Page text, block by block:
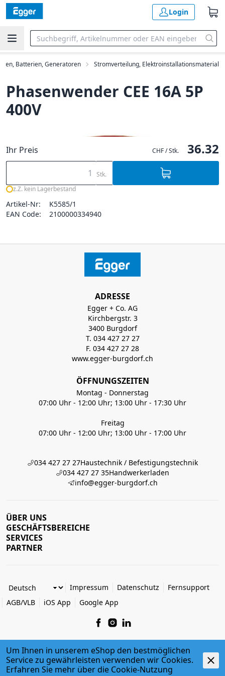
Login
Batterien, Generatoren Stromverteilung, Elektroinstallationsmaterial
Phasenwender CEE 16A 5P
400V
Ihr Preis CHF / Stk. 36.32
Stk.
z.Z. kein Lagerbestand
Artikel-Nr:
K5585/1
EAN Code:
2100000334940
ADRESSE
Egger + Co. AG
Kirchbergstr. 3
3400 Burgdorf
T. 034 427 27 27
F. 034 427 27 28
www.egger-burgdorf.ch
ÖFFNUNGSZEITEN
Montag - Donnerstag
07:00 Uhr - 12:00 Uhr; 13:00 Uhr - 17:30 Uhr
Freitag
07:00 Uhr - 12:00 Uhr; 13:00 Uhr - 17:00 Uhr
034 427 27 27Haustechnik / Befestigungstechnik
034 427 27 35Handwerkerladen
info@egger-burgdorf.ch
ÜBER UNS
GESCHÄFTSBEREICHE
SERVICES
PARTNER
Impressum Datenschutz
Fernsupport
AGB/VLB
iOS App Google App
© 2026 Egger + Co. AG
powered by polynorm
Um Ihnen in unserem eShop den bestmöglichen
Service zu gewährleisten verwenden wir Cookies.
Erfahren Sie mehr über die Cookie-Nutzung